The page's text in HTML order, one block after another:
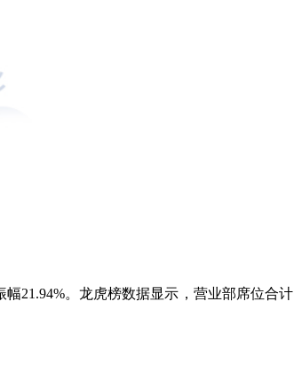
幅21.94%。龙虎榜数据显示，营业部席位合计